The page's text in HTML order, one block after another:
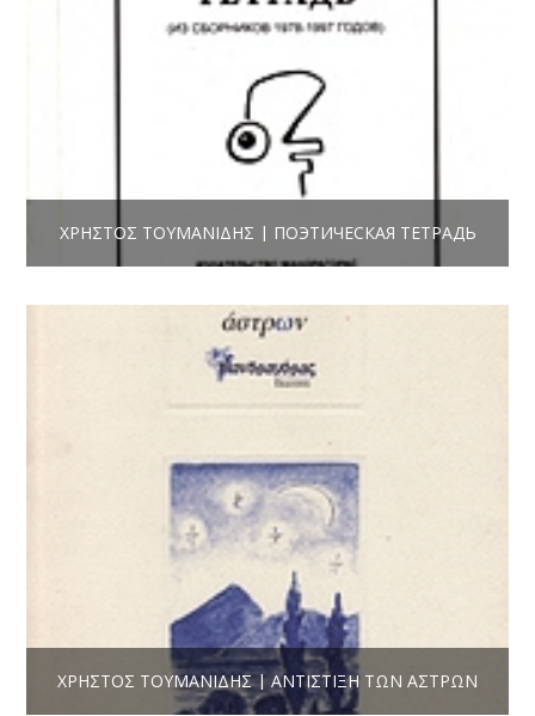
ΧΡΉΣΤΟΣ ΤΟΥΜΑΝΊΔΗΣ | ПОЭТИЧЕСКАЯ ТЕТРАДЬ
ΧΡΉΣΤΟΣ ΤΟΥΜΑΝΊΔΗΣ | ΑΝΤΊΣΤΙΞΗ ΤΩΝ ΆΣΤΡΩΝ